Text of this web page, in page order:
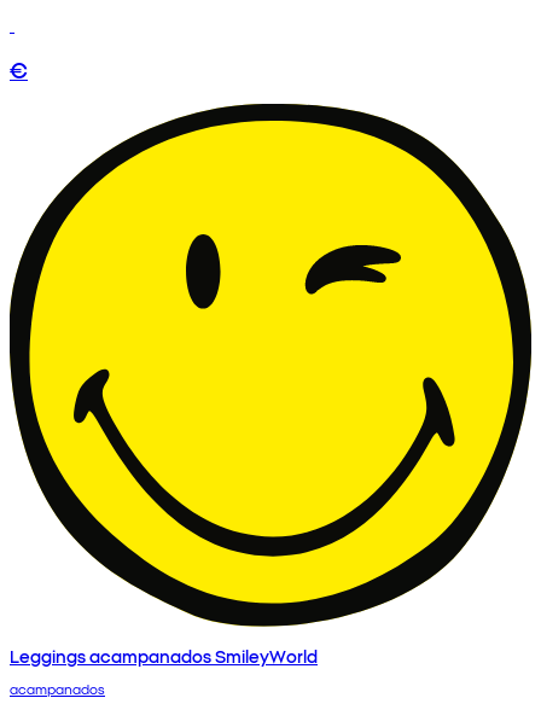
€
Leggings acampanados SmileyWorld
acampanados